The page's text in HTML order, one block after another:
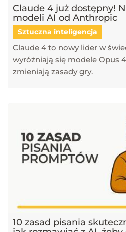
Claude 4 już dostępny!
modeli AI od Anthropic
Sztuczna inteligencja
Claude 4 to nowy lider w
wyróżniają się modele Opus
zmieniają zasady gry.
10 zasad pisania